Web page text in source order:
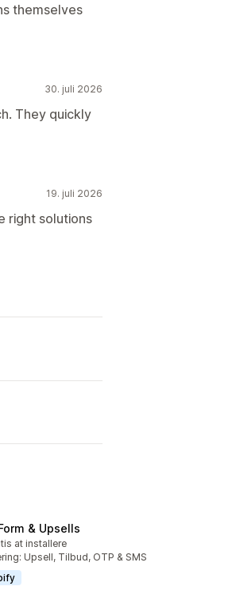
themselves
30. juli 2026
They quickly
19. juli 2026
right solutions
& Upsells
i altat installere
Upsell, Tilbud, OTP & SMS